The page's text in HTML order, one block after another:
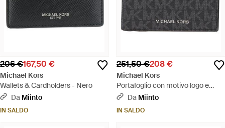
206 €167,50 €
Michael Kors
Wallets & Cardholders - Nero
Da Miinto
IN SALDO
251,50 €208 €
Michael Kors
Portafoglio con motivo logo e
scomparti per carte - Nero
Da Miinto
IN SALDO